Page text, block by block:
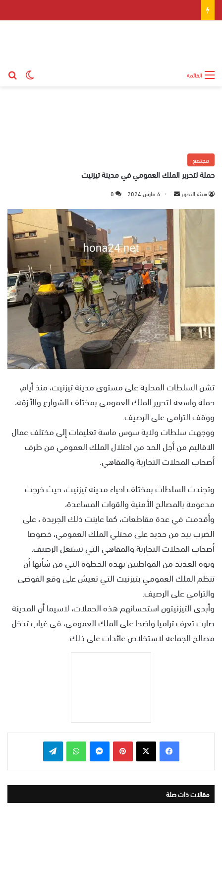
القائمة
مجتمع
حملة لتحرير الملك العمومي في مدينة تيزنيت
هيئة التحرير
س
ل
ب
ر
ي
ك
ت
ر
و
ن
6 مارس 2024 0
تشن السلطات المحلية على مستوى مدينة تيزنيت، منذ أيام،
حملة واسعة لتحرير الملك العمومي بمختلف الشوارع والأزقة،
ووقف الترامي على الرصيف.
ووجهت سلطات ولاية سوس ماسة تعليمات إلى مختلف عمال
الاقاليم من أجل الحد من احتلال الملك العمومي من طرف
أصحاب المحلات التجارية والمقاهي.
وتجندت السلطات بمختلف احياء مدينة تيزنيت، حيث خرجت
مدعومة بالمصالح الأمنية والقوات المساعدة،
وأقدمت في عدة مقاطعات، كما عاينت ذلك الجريدة ، على
الضرب بيد من حديد على محتلي الملك العمومي، خصوصا
أصحاب المحلات التجارية والمقاهي التي تستغل الرصيف.
ونوه العديد من المواطنين بهذه الخطوة التي من شأنها أن
تنظم الملك العمومي بتيزنيت التي تعيش على وقع الفوضى
والترامي على الرصيف.
وأبدى التيزنيتون استحسانهم هذه الحملات، لاسيما أن المدينة
صارت تعرف تراميا واضحا على الملك العمومي، في غياب تدخل
مصالح الجماعة لاستخلاص عائدات على ذلك.
بينتيريست واتساب
مقالات ذات صلة